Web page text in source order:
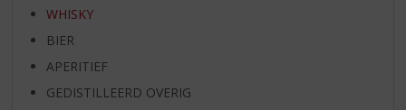
WHISKY
BIER
APERITIEF
GEDISTILLEERD OVERIG